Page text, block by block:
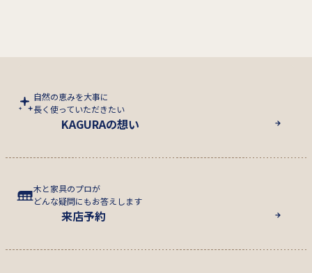
自然の恵みを大事に
長く使っていただきたい
KAGURAの想い
木と家具のプロが
どんな疑問にもお答えします
来店予約